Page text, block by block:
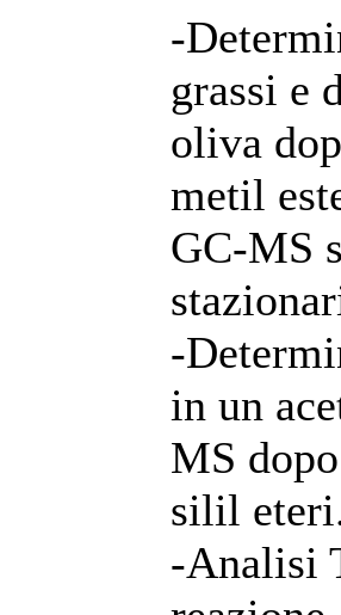
-
grassi e
oliva
metil
GC-MS
-
in un
MS
silil
-Analisi